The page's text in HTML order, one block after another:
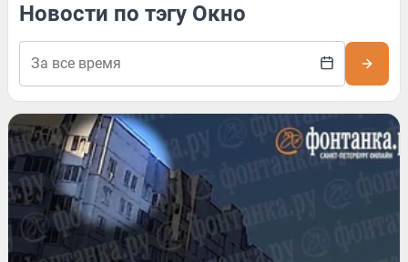
Новости по тэгу Окно